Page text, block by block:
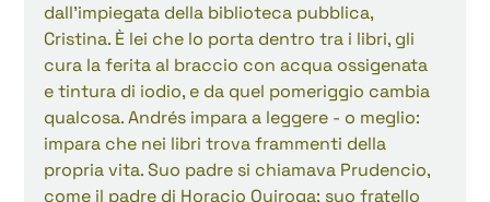
dall'impiegata della biblioteca pubblica,
Cristina. È lei che lo porta dentro tra i libri, gli
cura la ferita al braccio con acqua ossigenata
e tintura di iodio, e da quel pomeriggio cambia
qualcosa. Andrés impara a leggere - o meglio:
impara che nei libri trova frammenti della
propria vita. Suo padre si chiamava Prudencio,
come il padre di Horacio Quiroga; suo fratello